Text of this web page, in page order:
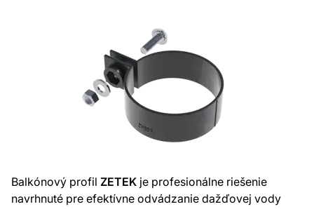
Balkónový profil ZETEK je profesionálne riešenie
navrhnuté pre efektívne odvádzanie dažďovej vody